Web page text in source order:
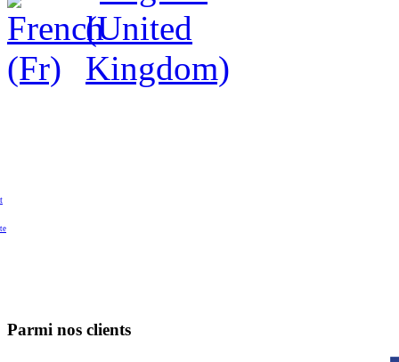
Parmi nos clients